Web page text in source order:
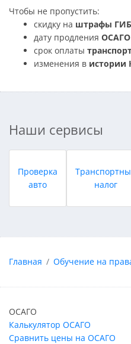
Чтобы не пропустить:
скидку на штрафы
дату продления ОСАГО
срок оплаты
изменения в истории
Наши сервисы
Проверка
авто
налог
Главная Обучение на
ОСАГО
Калькулятор ОСАГО
Сравнить цены на ОСАГО